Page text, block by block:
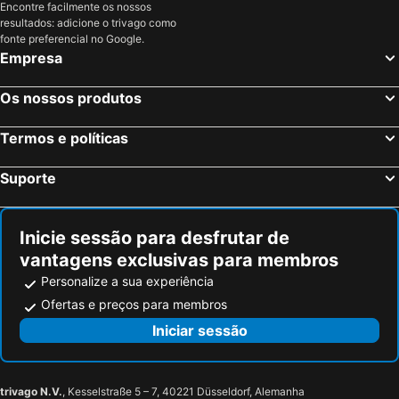
Hotéis em Leogang
Hotéis em Wiener Neudorf
Hotéis em Biberwier
Hotéis em Fieberbrunn
Hotéis em Klösterle
Hotéis em Puch bei Hallein
Hotéis em Neustift im Stubaital
Hotéis em Achenkirch
Encontre facilmente os nossos
resultados: adicione o trivago como
fonte preferencial no Google.
Empresa
Os nossos produtos
Termos e políticas
Suporte
Inicie sessão para desfrutar de
vantagens exclusivas para membros
Personalize a sua experiência
Ofertas e preços para membros
Iniciar sessão
trivago N.V., Kesselstraße 5 – 7, 40221 Düsseldorf, Alemanha